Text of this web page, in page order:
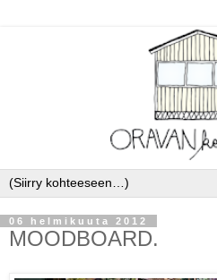
06 helmikuuta 2012
MOODBOARD.